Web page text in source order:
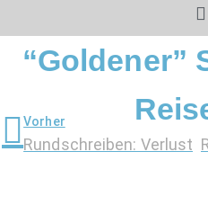
“Goldener”
Vorher
Rundschreiben: Verlust